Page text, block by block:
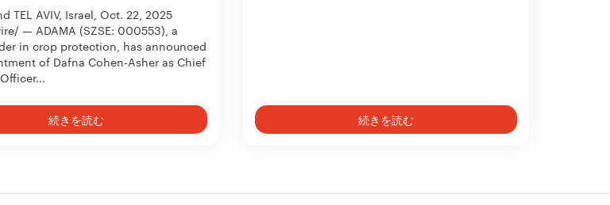
TEL AVIV, Israel, Oct. 22, 2025
— ADAMA (SZSE: 000553), a
in crop protection, has announced
of Dafna Cohen-Asher as Chief
続きを読む 続きを読む